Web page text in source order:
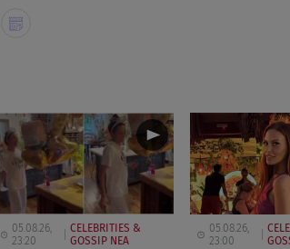
05.08.26,
23:20
CELEBRITIES &
GOSSIP ΝΕΑ
05.08.26,
23:00